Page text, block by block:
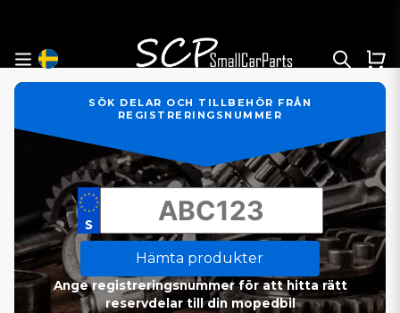
SÖK DELAR OCH TILLBEHÖR FRÅN
REGISTRERINGSNUMMER
Hämta produkter
Ange registreringsnummer för att hitta rätt
reservdelar till din mopedbil